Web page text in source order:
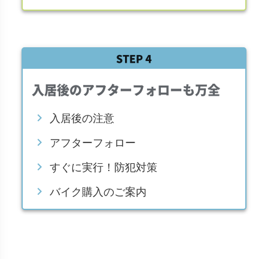
STEP 4
入居後のアフターフォローも万全
chevron_right 入居後の注意
chevron_right アフターフォロー
chevron_right すぐに実行！防犯対策
chevron_right バイク購入のご案内